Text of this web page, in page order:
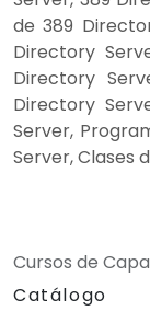
de 389
Directory
Directory
Directory
Server,
Server, Clases
Cursos de
Catálogo